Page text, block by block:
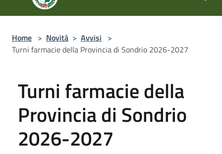
Home > Novità > Avvisi >
Turni farmacie della Provincia di Sondrio 2026-2027
Turni farmacie della
Provincia di Sondrio
2026-2027